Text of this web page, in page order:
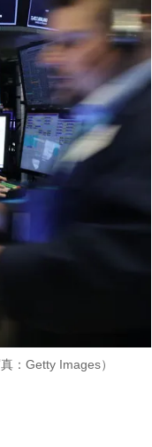
：Getty Images）